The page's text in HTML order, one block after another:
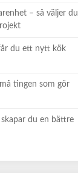
– så väljer du
du ett nytt kök
tingen som gör
du en bättre